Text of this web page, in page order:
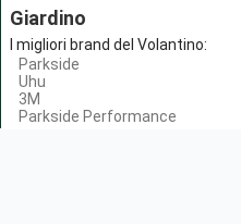
Giardino
I migliori brand del Volantino:
Parkside
Uhu
3M
Parkside Performance